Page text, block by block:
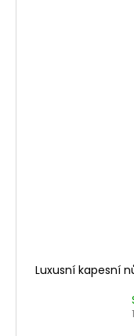
Luxusní kapesní